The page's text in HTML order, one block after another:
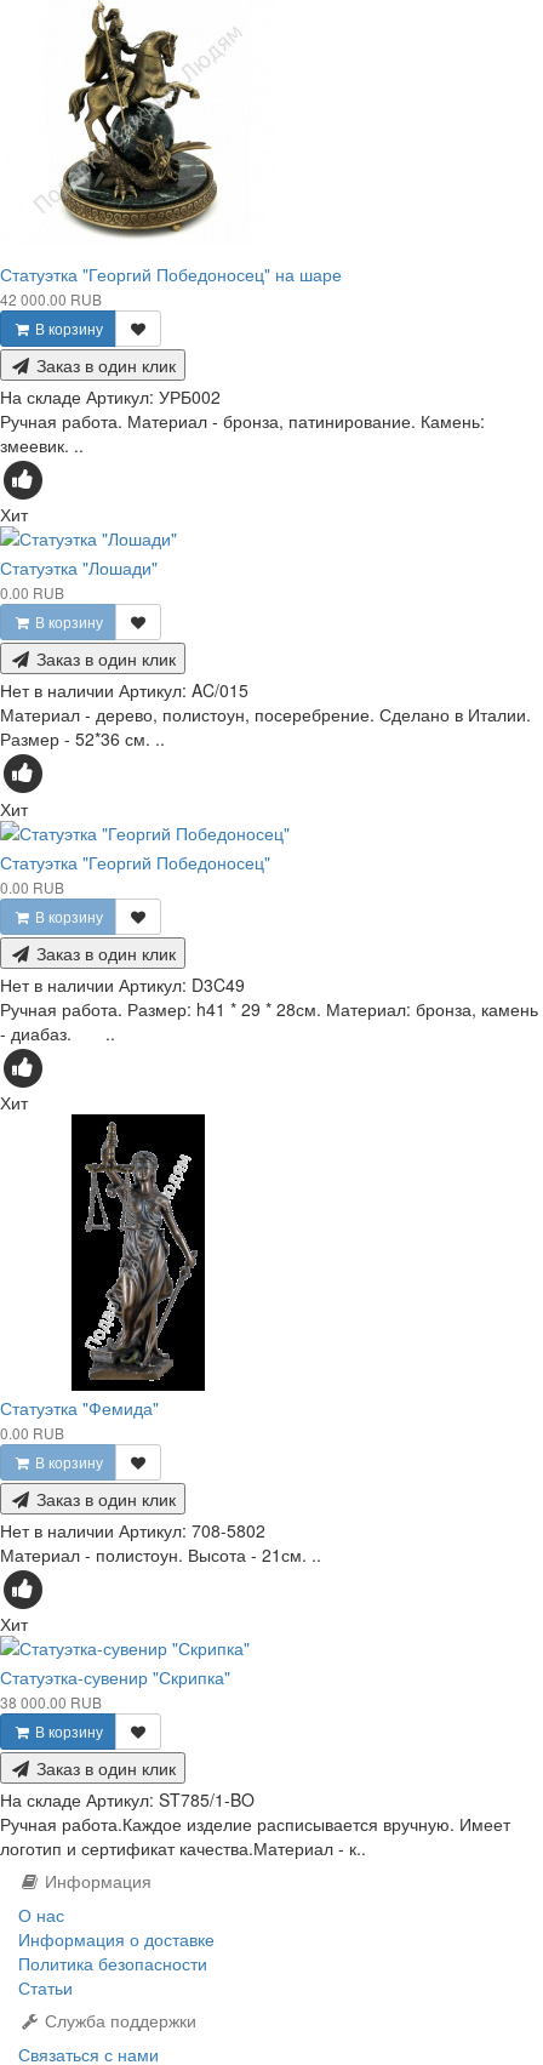
Статуэтка "Георгий Победоносец" на шаре
42 000.00 RUB
В корзину
Заказ в один клик
На складе Артикул: УРБ002
Ручная работа. Материал - бронза, патинирование. Камень:
змеевик. ..
Хит
Статуэтка "Лошади"
0.00 RUB
В корзину
Заказ в один клик
Нет в наличии Артикул: AC/015
Материал - дерево, полистоун, посеребрение. Сделано в Италии.
Размер - 52*36 см. ..
Хит
Статуэтка "Георгий Победоносец"
0.00 RUB
В корзину
Заказ в один клик
Нет в наличии Артикул: D3C49
Ручная работа. Размер: h41 * 29 * 28см. Материал: бронза, камень
- диабаз. ..
Хит
Статуэтка "Фемида"
0.00 RUB
В корзину
Заказ в один клик
Нет в наличии Артикул: 708-5802
Материал - полистоун. Высота - 21см. ..
Хит
Статуэтка-сувенир "Скрипка"
38 000.00 RUB
В корзину
Заказ в один клик
На складе Артикул: ST785/1-BO
Ручная работа.Каждое изделие расписывается вручную. Имеет
логотип и сертификат качества.Материал - к..
Информация
О нас
Информация о доставке
Политика безопасности
Статьи
Служба поддержки
Связаться с нами